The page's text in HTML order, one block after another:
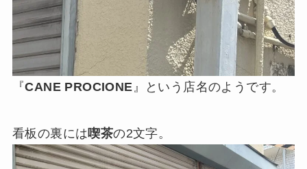
『CANE PROCIONE 』という店名のようです。
看板の裏には喫茶の2文字。